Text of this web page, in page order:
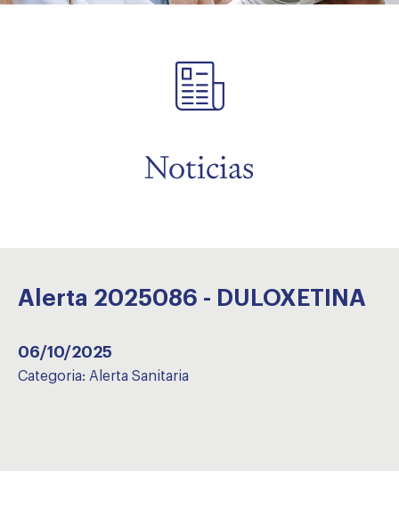
Noticias
Alerta 2025086 - DULOXETINA
06/10/2025
Categoria: Alerta Sanitaria